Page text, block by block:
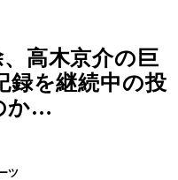
高木京介の巨
録を継続中の投
か…
ツ